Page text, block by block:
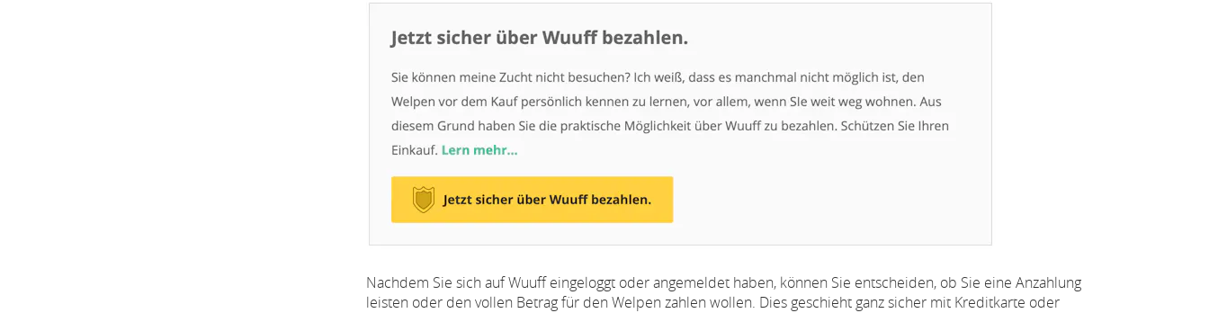
Nachdem Sie sich auf Wuuff eingeloggt oder angemeldet haben, können Sie entscheiden, ob Sie eine Anzahlung
leisten oder den vollen Betrag für den Welpen zahlen wollen. Dies geschieht ganz sicher mit Kreditkarte oder